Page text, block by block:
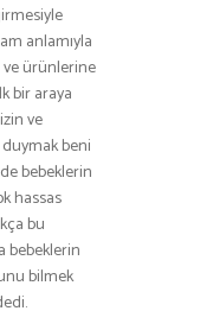
anlamıyla
ve ürünlerine
bir araya
ve
beni
bebeklerin
hassas
bu
bebeklerin
bilmek